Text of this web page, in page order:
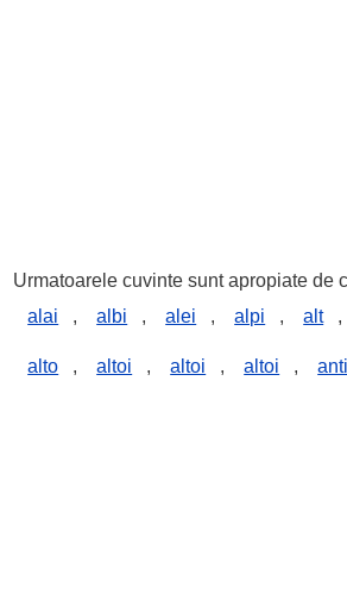
Urmatoarele cuvinte sunt apropiate de
alai
, albi , alei , alpi , alt ,
alto , altoi , altoi , altoi , anti